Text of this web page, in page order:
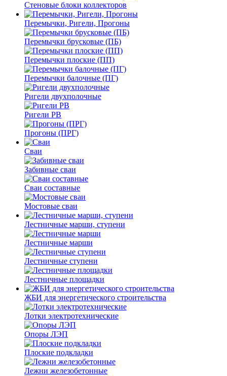
Стеновые блоки коллекторов
Перемычки, Ригели, Прогоны
Перемычки брусковые (ПБ)
Перемычки плоские (ПП)
Перемычки балочные (ПГ)
Ригели двухполочные
Ригели РВ
Прогоны (ПРГ)
Сваи
Забивные сваи
Сваи составные
Мостовые сваи
Лестничные марши, ступени
Лестничные марши
Лестничные ступени
Лестничные площадки
ЖБИ для энергетического строительства
Лотки электротехнические
Опоры ЛЭП
Плоские подкладки
Лежни железобетонные